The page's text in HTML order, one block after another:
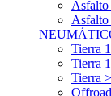
Asfalto
Tierra
Tierra
Tierra